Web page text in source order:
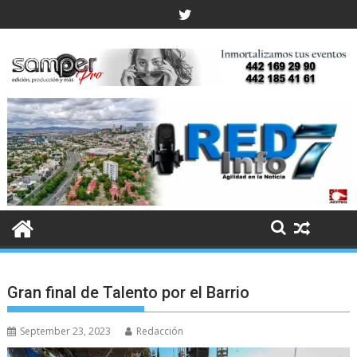
to
Gran final de Talento por el Barrio
September 23, 2023 Redacción